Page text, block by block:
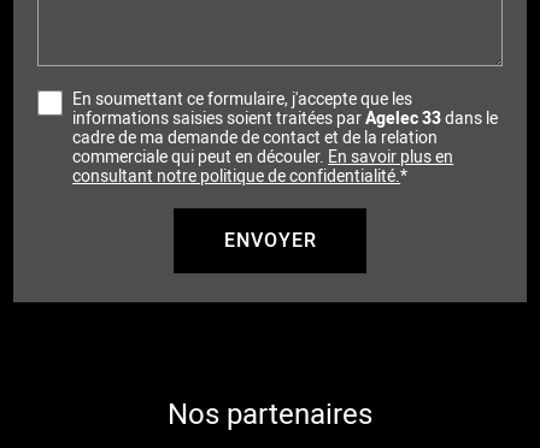
En soumettant ce formulaire, j'accepte que les
informations saisies soient traitées parAgelec 33dans le
cadre de ma demande de contact et de la relation
commerciale qui peut en découler. En savoir plus en
consultant notre politique de confidentialité.*
Nos partenaires